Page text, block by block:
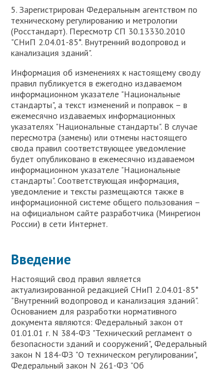
5. Зарегистрирован Федеральным агентством по
техническому регулированию и метрологии
(Росстандарт). Пересмотр СП 30.13330.2010
"СНиП 2.04.01-85*. Внутренний водопровод и
канализация зданий".
Информация об изменениях к настоящему своду
правил публикуется в ежегодно издаваемом
информационном указателе "Национальные
стандарты", а текст изменений и поправок – в
ежемесячно издаваемых информационных
указателях "Национальные стандарты". В случае
пересмотра (замены) или отмены настоящего
свода правил соответствующее уведомление
будет опубликовано в ежемесячно издаваемом
информационном указателе "Национальные
стандарты". Соответствующая информация,
уведомление и тексты размещаются также в
информационной системе общего пользования –
на официальном сайте разработчика (Минрегион
России) в сети Интернет.
Введение
Настоящий свод правил является
актуализированной редакцией СНиП 2.04.01-85*
"Внутренний водопровод и канализация зданий".
Основанием для разработки нормативного
документа являются: Федеральный закон от
01.01.01 г. N 384-ФЗ "Технический регламент о
безопасности зданий и сооружений", Федеральный
закон N 184-ФЗ "О техническом регулировании",
Федеральный закон N 261-ФЗ "Об